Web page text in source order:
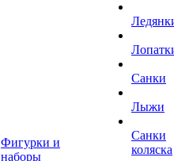
Фигурки и
наборы
Санки
Лыжи
Санки
коляска